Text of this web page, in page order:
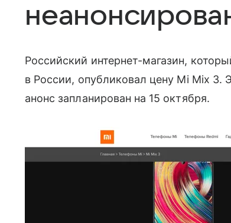
Российский интернет-магазин,
в России, опубликовал цену Mi Mix 3.
анонс запланирован на 15 октября.